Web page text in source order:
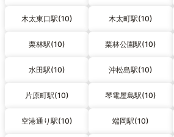
木太東口駅(10) 木太町駅(10)
栗林駅(10) 栗林公園駅(10)
水田駅(10) 沖松島駅(10)
片原町駅(10) 琴電屋島駅(10)
空港通り駅(10) 端岡駅(10)